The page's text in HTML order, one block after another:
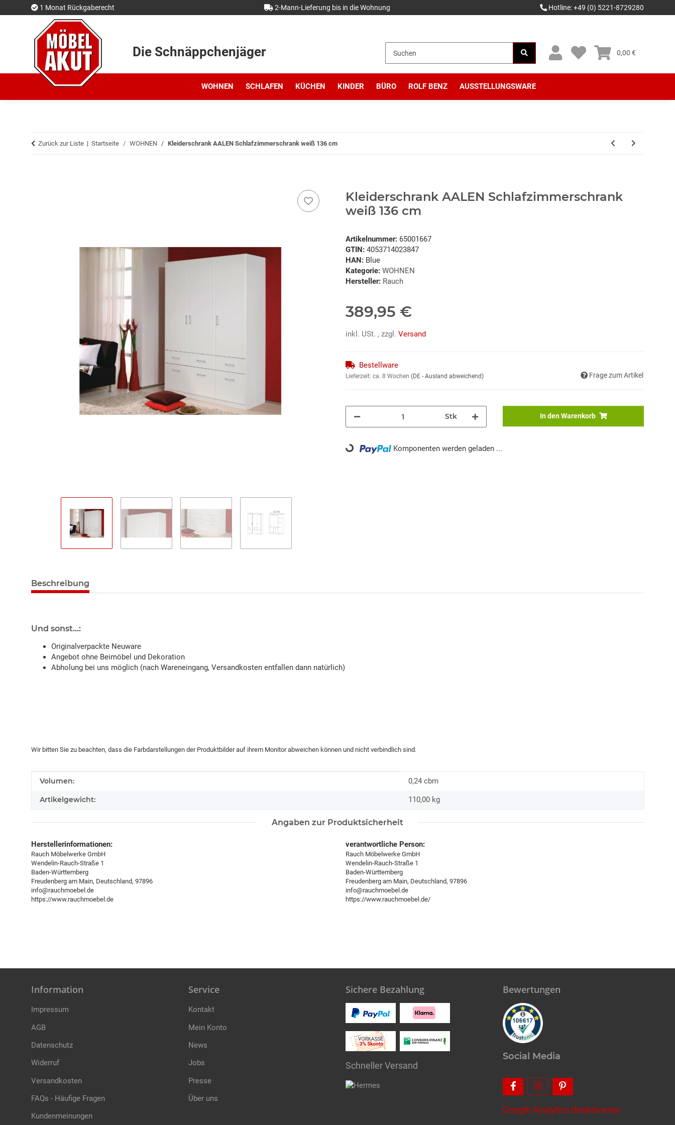
1 Monat Rückgaberecht 2-Mann-Lieferung bis in die Wohnung Hotline: +49 (0) 5221-8729280
Die Schnäppchenjäger 0,00 €
WOHNEN SCHLAFEN KÜCHEN KINDER BÜRO ROLF BENZ AUSSTELLUNGSWARE
Zurück zur Liste Startseite WOHNEN Kleiderschrank AALEN Schlafzimmerschrank weiß 136 cm
Kleiderschrank AALEN Schlafzimmerschrank
weiß 136 cm
Artikelnummer: 65001667
GTIN: 4053714023847
HAN: Blue
Kategorie: WOHNEN
Hersteller: Rauch
389,95 €
inkl. USt. , zzgl. Versand
Bestellware
Lieferzeit: ca. 8 Wochen (DE - Ausland abweichend) Frage zum Artikel
Stk In den Warenkorb
Loading... Komponenten werden geladen ...
Beschreibung
Und sonst...:
Originalverpackte Neuware
Angebot ohne Beimöbel und Dekoration
Abholung bei uns möglich (nach Wareneingang, Versandkosten entfallen dann natürlich)
Wir bitten Sie zu beachten, dass die Farbdarstellungen der Produktbilder auf ihrem Monitor abweichen können und nicht verbindlich sind.
Produkteigenschaft
Wert
Volumen: 0,24 cbm
Artikelgewicht: 110,00 kg
Angaben zur Produktsicherheit
Herstellerinformationen:
Rauch Möbelwerke GmbH
Wendelin-Rauch-Straße 1
Baden-Württemberg
Freudenberg am Main, Deutschland, 97896
info@rauchmoebel.de
https://www.rauchmoebel.de
verantwortliche Person:
Rauch Möbelwerke GmbH
Wendelin-Rauch-Straße 1
Baden-Württemberg
Freudenberg am Main, Deutschland, 97896
info@rauchmoebel.de
https://www.rauchmoebel.de/
Information
Impressum
AGB
Datenschutz
Widerruf
Versandkosten
FAQs - Häufige Fragen
Kundenmeinungen
Service
Kontakt
Mein Konto
News
Jobs
Presse
Über uns
Sichere Bezahlung
Schneller Versand
Bewertungen
Social Media
Google Analytics deaktivieren